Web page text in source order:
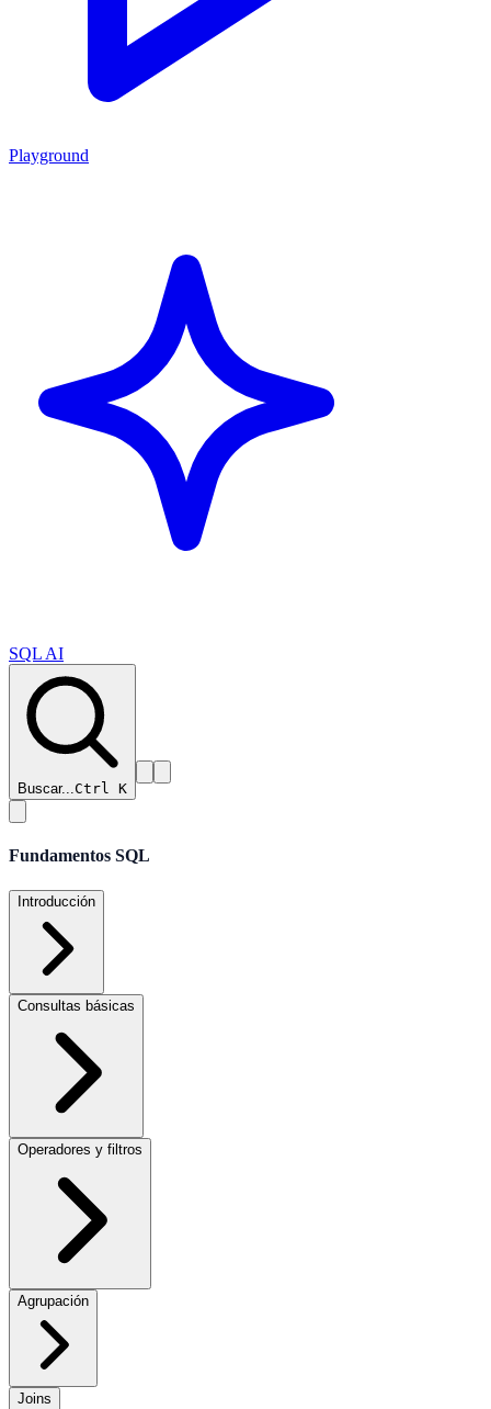
Playground
SQL AI
Buscar...Ctrl K
Fundamentos SQL
Introducción
Consultas básicas
Operadores y filtros
Agrupación
Joins